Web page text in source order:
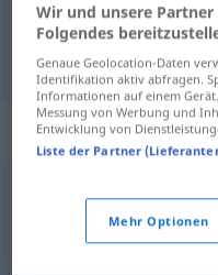
verimsiz
Synonyme
klein (Rente),gering
schmal (Rente, Pension)
Wir und unsere
Folgendes
Genaue Geolocation-Daten
Identifikation aktiv abfragen.
Informationen auf einem
Messung von Werbung und
Entwicklung von
Liste der Partner
Mehr Optionen